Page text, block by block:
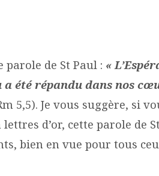
parole de St Paul : «
a été répandu dans nos
5,5). Je vous suggère, si
d’or, cette parole de
bien en vue pour tous